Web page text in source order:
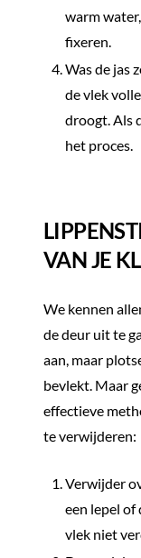
warm
fixeren.
Was de jas
de vlek
droogt. Als
het proces.
VAN JE
We kennen
de deur uit te
aan, maar
bevlekt. Maar
effectieve
te verwijderen:
Verwijder
een lepel of
vlek niet